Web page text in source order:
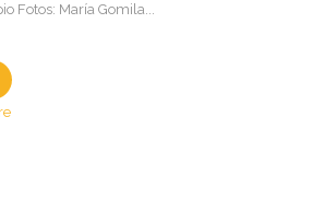
Fotos: María Gomila...